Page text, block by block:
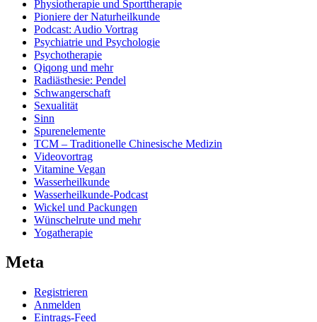
Physiotherapie und Sporttherapie
Pioniere der Naturheilkunde
Podcast: Audio Vortrag
Psychiatrie und Psychologie
Psychotherapie
Qiqong und mehr
Radiästhesie: Pendel
Schwangerschaft
Sexualität
Sinn
Spurenelemente
TCM – Traditionelle Chinesische Medizin
Videovortrag
Vitamine Vegan
Wasserheilkunde
Wasserheilkunde-Podcast
Wickel und Packungen
Wünschelrute und mehr
Yogatherapie
Meta
Registrieren
Anmelden
Eintrags-Feed